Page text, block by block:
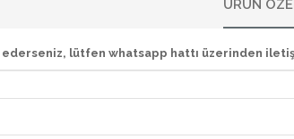
ÜRÜN
lütfen whatsapp hattı üzerinden